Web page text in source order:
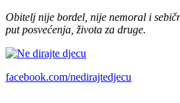
Obitelj nije bordel, nije nemoral i
put posvećenja, života za druge.
facebook.com/nedirajtedjecu